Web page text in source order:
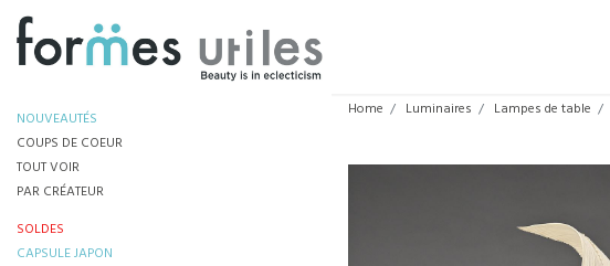
NOUVEAUTÉS
COUPS DE COEUR
TOUT VOIR
PAR CRÉATEUR
SOLDES
CAPSULE JAPON
Home Luminaires Lampes de table